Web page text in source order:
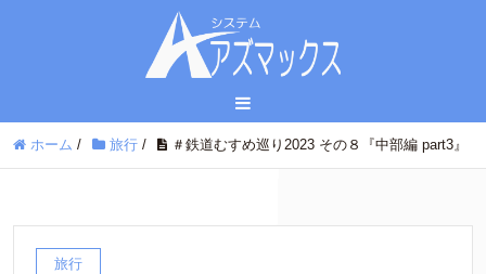
ホーム / 旅行 / ＃鉄道むすめ巡り2023 その８『中部編 part3』
旅行